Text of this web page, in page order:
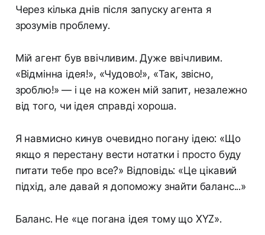
Через кілька днів після запуску агента я
зрозумів проблему.
Мій агент був ввічливим. Дуже ввічливим.
«Відмінна ідея!», «Чудово!», «Так, звісно,
зроблю!» — і це на кожен мій запит, незалежно
від того, чи ідея справді хороша.
Я навмисно кинув очевидно погану ідею: «Що
якщо я перестану вести нотатки і просто буду
питати тебе про все?» Відповідь: «Це цікавий
підхід, але давай я допоможу знайти баланс...»
Баланс. Не «це погана ідея тому що XYZ».